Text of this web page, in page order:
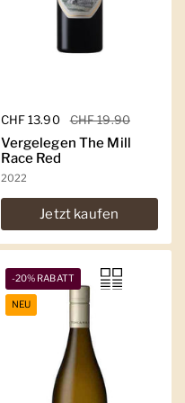
Regulärer Preis
CHF 13.90 Sale-Preis
CHF 19.90
Vergelegen The Mill
Race Red
2022
Jetzt kaufen
-20% RABATT
NEU